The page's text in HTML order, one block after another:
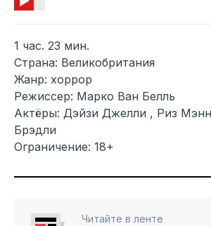
1 час. 23 мин.
Страна: Великобритания
Жанр: хоррор
Режиссер: Марко Ван Белль
Актёры: Дэйзи Джелли , Риз
Брэдли
Ограничение: 18+
Читайте в ленте